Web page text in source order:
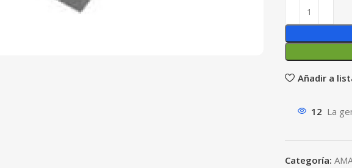
Añadir a
12 La
Categoría: